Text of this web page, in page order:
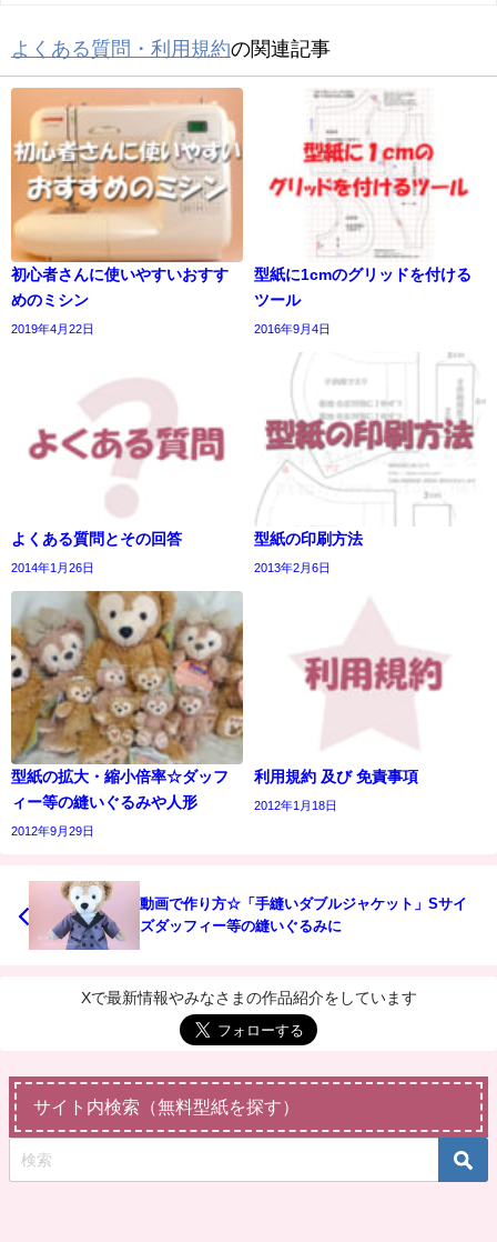
よくある質問・利用規約の関連記事
初心者さんに使いやすいおすす
めのミシン
2019年4月22日
型紙に1cmのグリッドを付ける
ツール
2016年9月4日
よくある質問とその回答
2014年1月26日
型紙の印刷方法
2013年2月6日
型紙の拡大・縮小倍率☆ダッフ
ィー等の縫いぐるみや人形
2012年9月29日
利用規約 及び 免責事項
2012年1月18日
動画で作り方☆「手縫いダブルジャケット」Sサイ
ズダッフィー等の縫いぐるみに
Xで最新情報やみなさまの作品紹介をしています
サイト内検索（無料型紙を探す）